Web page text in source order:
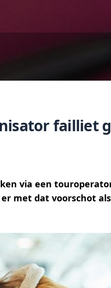
failliet
via een
met dat voorschot